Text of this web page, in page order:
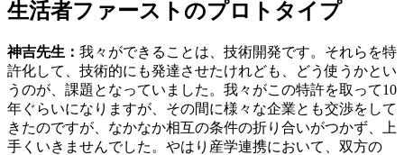
生活者ファーストのプロトタイプ
神吉先生： 我々ができることは、技術開発です。それらを特
許化して、技術的にも発達させたけれども、どう使うかとい
うのが、課題となっていました。我々がこの特許を取って10
年ぐらいになりますが、その間に様々な企業とも交渉をして
きたのですが、なかなか相互の条件の折り合いがつかず、上
手くいきませんでした。やはり産学連携において、双方の